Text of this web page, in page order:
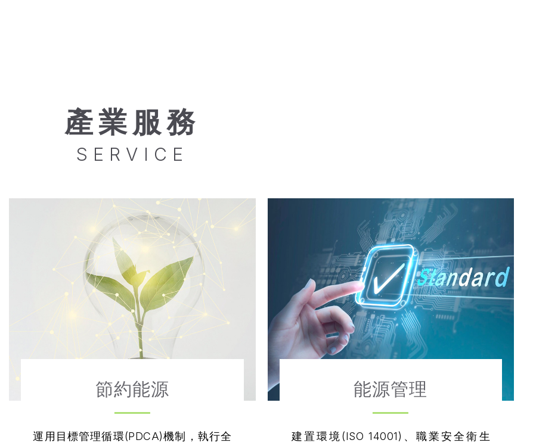
產業服務
SERVICE
節約能源
運用目標管理循環(PDCA)機制，執行全
能源管理
建置環境(ISO 14001)、職業安全衛生